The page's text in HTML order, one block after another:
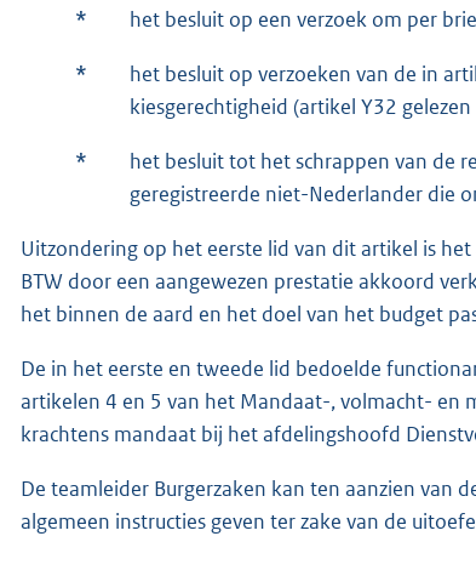
* het besluit op een verzoek om per
*
het besluit op verzoeken van de in
kiesgerechtigheid (artikel Y32
*
het besluit tot het schrappen van de
geregistreerde niet-Nederlander die
Uitzondering op het eerste lid van dit artikel is
BTW door een aangewezen prestatie akkoord
het binnen de aard en het doel van het budget
De in het eerste en tweede lid bedoelde
artikelen 4 en 5 van het Mandaat-, volmacht- en
krachtens mandaat bij het afdelingshoofd
De teamleider Burgerzaken kan ten aanzien van
algemeen instructies geven ter zake van de